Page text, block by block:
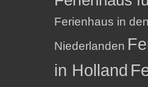
Ferienhaus in den
Niederlanden
in Holland